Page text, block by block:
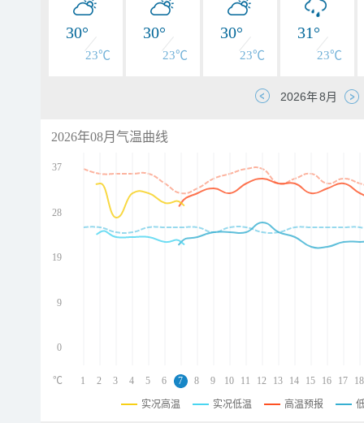
30°
23℃
30°
23℃
30°
23℃
31°
23℃
2026年08月气温曲线
37
28
19
9
0
1 2 3 4 5 6 7 8 9 10 11 12 13 14 15 16 17 18
℃
实况高温 实况低温 高温预报